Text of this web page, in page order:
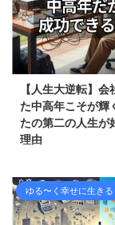
が引っ越してきたら
くなります。 近所に
会社ができたら、雰
変わります。 リラッ
めに買った家が、い
トレスの原因になっ
る・・・ よくある
は自分で選べます。
りの人やお店までは選
れるんです。 最近の
も、昔ほど安全では
ている ...
【人生大逆転】会
た中高年こそが輝
たの第二の人生が
理由
たはどこまで歩く？
た、あるいはリスト
た、今の自分に満足
ゆる〜く幸せに生きる